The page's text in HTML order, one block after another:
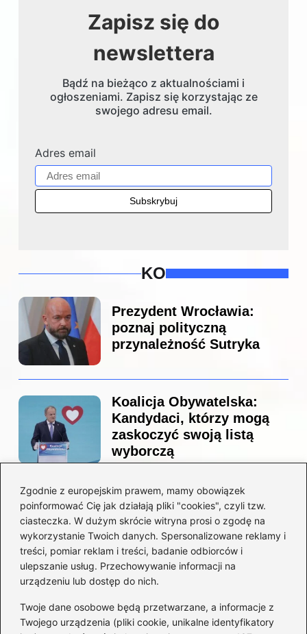
Zgodnie z europejskim prawem, mamy obowiązek
poinformować Cię jak działają pliki "cookies", czyli tzw.
ciasteczka. W dużym skrócie witryna prosi o zgodę na
wykorzystanie Twoich danych. Spersonalizowane reklamy i
treści, pomiar reklam i treści, badanie odbiorców i
ulepszanie usług. Przechowywanie informacji na
urządzeniu lub dostęp do nich.
Twoje dane osobowe będą przetwarzane, a informacje z
Twojego urządzenia (pliki cookie, unikalne identyfikatory
Zapisz się do
newslettera
Bądź na bieżąco z aktualnościami i
ogłoszeniami. Zapisz się korzystając ze
swojego adresu email.
Adres email
KO
Prezydent Wrocławia:
poznaj polityczną
przynależność Sutryka
Koalicja Obywatelska:
Kandydaci, którzy mogą
zaskoczyć swoją listą
wyborczą
Co naprawdę sprzedał
Tusk? Zaskakujące kulisy
wyprzedaży spółek
państwowych
Borys Budka: odkryj kulisy
jego fascynującej kariery